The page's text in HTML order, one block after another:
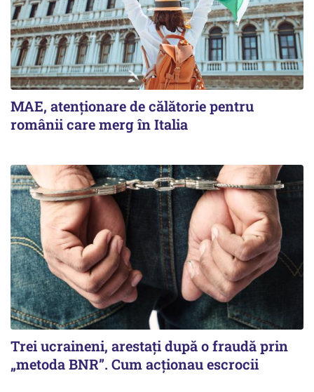
MAE, atenționare de călătorie pentru
românii care merg în Italia
Trei ucraineni, arestați după o fraudă prin
„metoda BNR”. Cum acționau escrocii